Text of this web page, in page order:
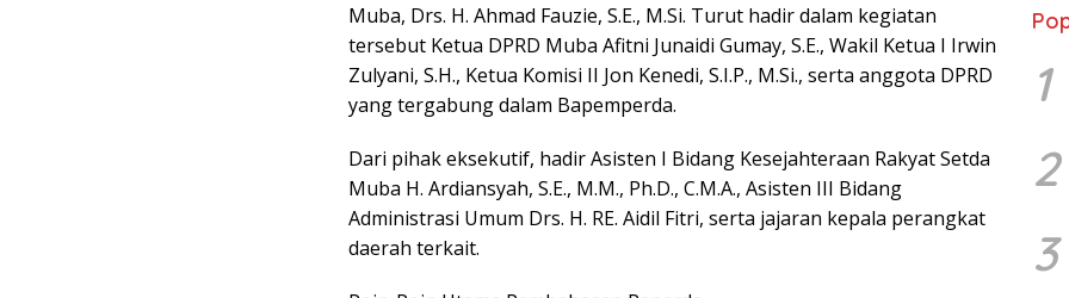
Muba, Drs. H. Ahmad Fauzie, S.E., M.Si. Turut hadir dalam kegiatan
tersebut Ketua DPRD Muba Afitni Junaidi Gumay, S.E., Wakil Ketua I Irwin
Zulyani, S.H., Ketua Komisi II Jon Kenedi, S.I.P., M.Si., serta anggota DPRD
yang tergabung dalam Bapemperda.
​Dari pihak eksekutif, hadir Asisten I Bidang Kesejahteraan Rakyat Setda
Muba H. Ardiansyah, S.E., M.M., Ph.D., C.M.A., Asisten III Bidang
Administrasi Umum Drs. H. RE. Aidil Fitri, serta jajaran kepala perangkat
daerah terkait.
1
2
3